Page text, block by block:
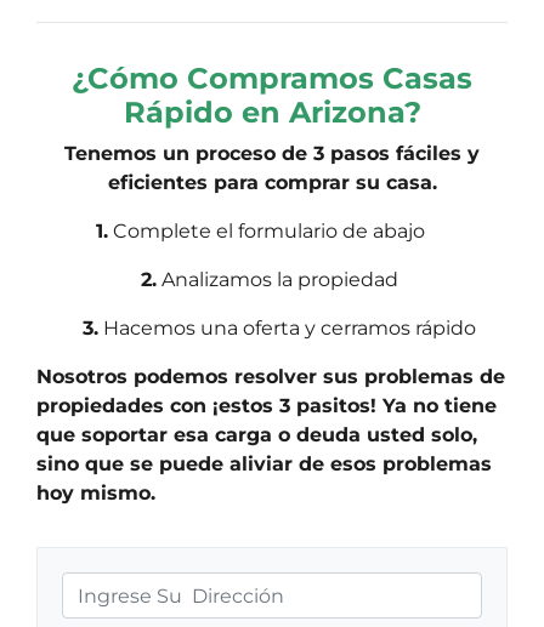
¿Cómo Compramos Casas
Rápido en Arizona?
Tenemos un proceso de 3 pasos fáciles y
eficientes para comprar su casa.
1.Complete el formulario de abajo
2. Analizamos la propiedad
3. Hacemos una oferta y cerramos rápido
Nosotros podemos resolver sus problemas de
propiedades con ¡estos 3 pasitos! Ya no tiene
que soportar esa carga o deuda usted solo,
sino que se puede aliviar de esos problemas
hoy mismo.
i